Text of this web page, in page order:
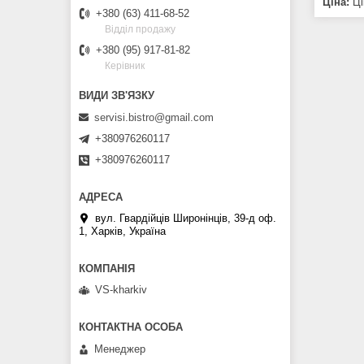
+380 (63) 411-68-52
Відділ продажу
+380 (95) 917-81-82
Керівник
servisi.bistro@gmail.com
+380976260117
+380976260117
вул. Гвардійців Широнінців, 39-д оф.
1, Харків, Україна
VS-kharkiv
Менеджер